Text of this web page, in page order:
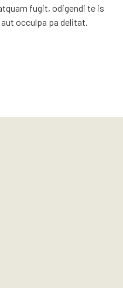
fugit, odigendi te is
occulpa pa delitat.